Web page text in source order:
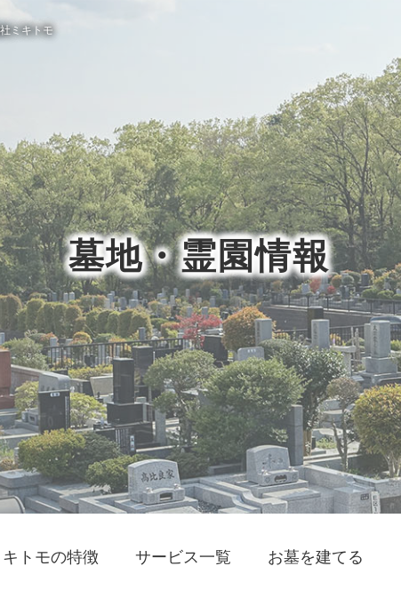
ミキトモ
墓地・霊園情報
トモの特徴 サービス一覧 お墓を建てる